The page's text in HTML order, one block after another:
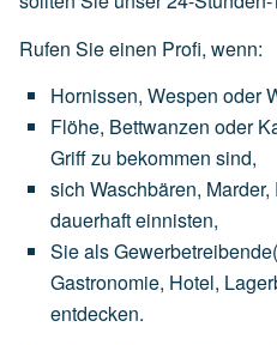
Rufen Sie einen Profi, wenn:
Hornissen, Wespen oder
Flöhe, Bettwanzen oder
Griffzu bekommen sind,
sich Waschbären, Marder,
dauerhafteinnisten,
Sieals
Gastronomie, Hotel,
entdecken.